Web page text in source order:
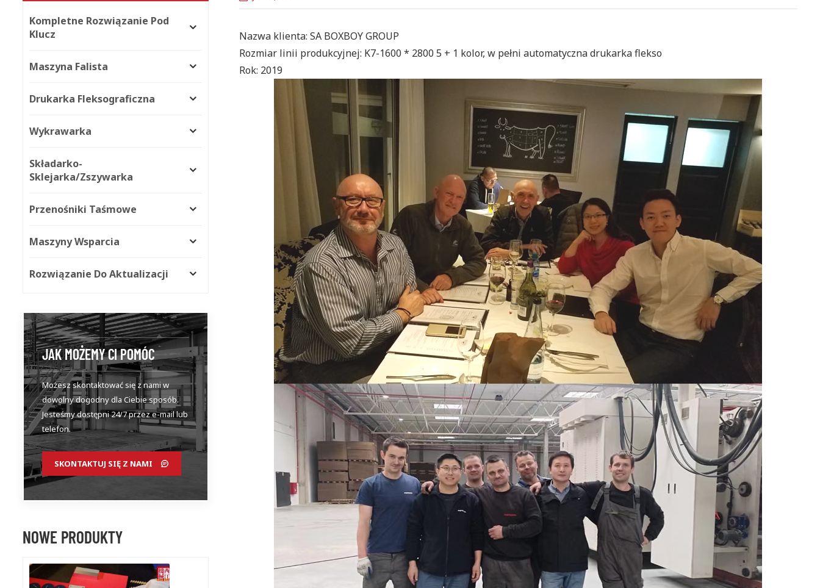
Nazwa klienta: SA BOXBOY GROUP
Rozmiar linii produkcyjnej: K7-1600 * 2800 5 + 1 kolor, w pełni automatyczna drukarka flekso
Rok: 2019
Kompletne Rozwiązanie Pod
Klucz
Maszyna Falista
Drukarka Fleksograficzna
Wykrawarka
Składarko-
Sklejarka/zszywarka
Przenośniki Taśmowe
Maszyny Wsparcia
Rozwiązanie Do Aktualizacji
JAK MOŻEMY CI POMÓC
Możesz skontaktować się z nami w
dowolny dogodny dla Ciebie sposób.
Jesteśmy dostępni 24/7 przez e-mail lub
telefon.
SKONTAKTUJ SIĘ Z NAMI
NOWE PRODUKTY